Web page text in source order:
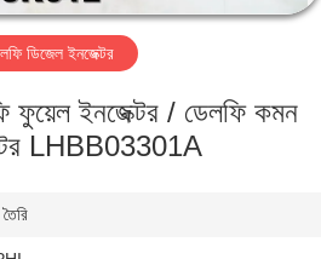
ডিজেল ইনজেক্টর
ফুয়েল ইনজেক্টর / ডেলফি কমন
LHBB03301A